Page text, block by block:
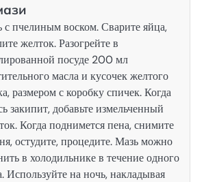
с пчелиным воском. Сварите яйца,
желток. Разогрейте в
посуде 200 мл
масла и кусочек желтого
размером с коробку спичек. Когда
закипит, добавьте измельченный
Когда поднимется пена, снимите
остудите, процедите. Мазь можно
в холодильнике в течение одного
Используйте на ночь, накладывая